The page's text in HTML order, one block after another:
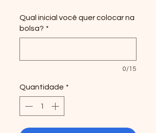
Qual inicial você quer colocar na
bolsa? *
0/15
Quantidade *